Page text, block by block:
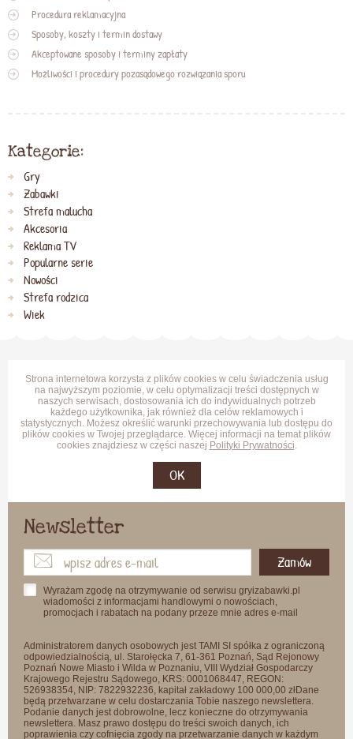
Procedura reklamacyjna
Sposoby, koszty i termin dostawy
Akceptowane sposoby i terminy zapłaty
Możliwości i procedury pozasądowego rozwiązania sporu
Kategorie:
Gry
Zabawki
Strefa malucha
Akcesoria
Reklama TV
Popularne serie
Nowości
Strefa rodzica
Wiek
Strona internetowa korzysta z plików cookies w celu świadczenia usług
na najwyższym poziomie, w celu optymalizacji treści dostępnych w
naszych serwisach, dostosowania ich do indywidualnych potrzeb
każdego użytkownika, jak również dla celów reklamowych i
statystycznych. Możesz określić warunki przechowywania lub dostępu do
plików cookies w Twojej przeglądarce. Więcej informacji na temat plików
cookies znajdziesz w części naszej Polityki Prywatności.
OK
Newsletter
Zamów
Wyrażam zgodę na otrzymywanie od serwisu gryizabawki.pl
wiadomości z informacjami handlowymi o nowościach,
promocjach i rabatach na podany przeze mnie adres e-mail
Administratorem danych osobowych jest TAMI SI spółka z ograniczoną
odpowiedzialnością, ul. Starołęcka 7, 61-361 Poznań, Sąd Rejonowy
Poznań Nowe Miasto i Wilda w Poznaniu, VIII Wydział Gospodarczy
Krajowego Rejestru Sądowego, KRS: 0001068447, REGON:
526938354, NIP: 7822932236, kapitał zakładowy 100 000,00 złDane
będą przetwarzane w celu dostarczania Tobie naszego newslettera.
Podanie danych jest dobrowolne, lecz konieczne do otrzymywania
newslettera. Masz prawo dostępu do treści swoich danych, ich
poprawienia czy cofnięcia zgody na przetwarzanie danych w każdym